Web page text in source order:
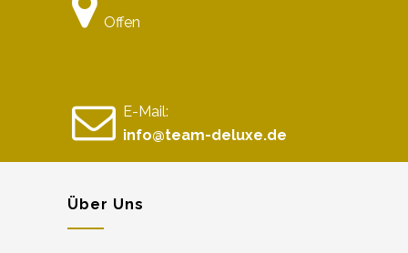
Offen
E-Mail:
info@team-deluxe.de
Über Uns